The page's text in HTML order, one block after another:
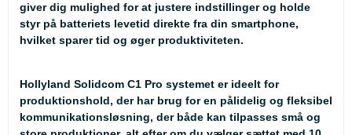
giver dig mulighed for at justere indstillinger og holde
styr på batteriets levetid direkte fra din smartphone,
hvilket sparer tid og øger produktiviteten.
Hollyland Solidcom C1 Pro systemet er ideelt for
produktionshold, der har brug for en pålidelig og fleksibel
kommunikationsløsning, der både kan tilpasses små og